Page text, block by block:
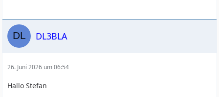
DL3BLA
26. Juni 2026 um 06:54
Hallo Stefan